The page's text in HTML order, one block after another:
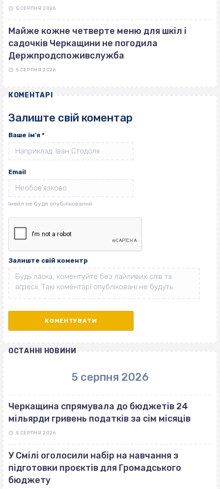
5 СЕРПНЯ 2026
Майже кожне четверте меню для шкіл і
садочків Черкащини не погодила
Держпродспоживслужба
5 СЕРПНЯ 2026
КОМЕНТАРІ
Залиште свій коментар
Ваше ім'я *
Email
Залиште свій коментр
ОСТАННІ НОВИНИ
5 серпня 2026
Черкащина спрямувала до бюджетів 24
мільярди гривень податків за сім місяців
5 СЕРПНЯ 2026
У Смілі оголосили набір на навчання з
підготовки проєктів для Громадського
бюджету